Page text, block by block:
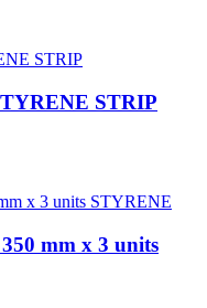
STRIP
mm x 3 units